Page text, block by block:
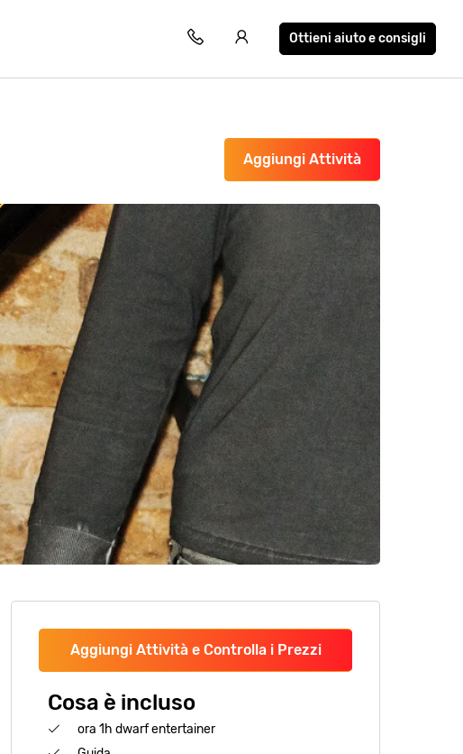
Ottieni aiuto e consigli
Aggiungi Attività
Aggiungi Attività e Controlla i Prezzi
Cosa è incluso
ora 1h dwarf entertainer